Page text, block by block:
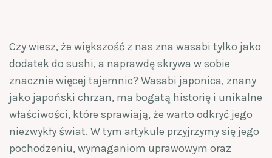
Czy wiesz, że większość z nas zna wasabi tylko jako
dodatek do sushi, a naprawdę skrywa w sobie
znacznie więcej tajemnic? Wasabi japonica, znany
jako japoński chrzan, ma bogatą historię i unikalne
właściwości, które sprawiają, że warto odkryć jego
niezwykły świat. W tym artykule przyjrzymy się jego
pochodzeniu, wymaganiom uprawowym oraz